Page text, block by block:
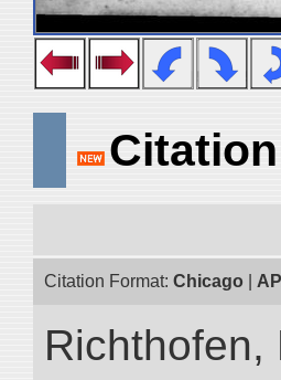
Citation Format: Chicago
Richthofen,